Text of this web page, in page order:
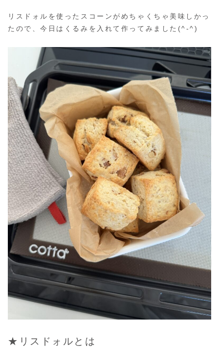
リスドォルを使ったスコーンがめちゃくちゃ美味しかっ
たので、今日はくるみを入れて作ってみました(^-^)
★リスドォルとは